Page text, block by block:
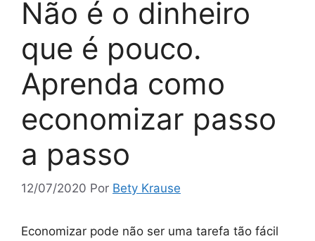
Não é o dinheiro
que é pouco.
Aprenda como
economizar passo
a passo
12/07/2020 Por Bety Krause
Economizar pode não ser uma tarefa tão fácil